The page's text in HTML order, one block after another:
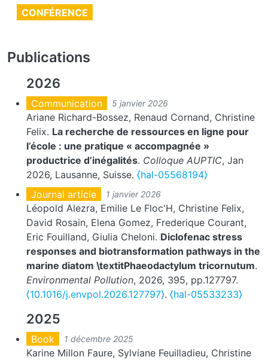
CONFÉRENCE
Publications
2026
Communication 5 janvier 2026
Ariane Richard-Bossez, Renaud Cornand, Christine
Felix. La recherche de ressources en ligne pour
l’école : une pratique « accompagnée »
productrice d’inégalités. Colloque AUPTIC, Jan
2026, Lausanne, Suisse. ⟨hal-05568194⟩
Journal article
1 janvier 2026
Léopold Alezra, Emilie Le Floc'H, Christine Felix,
David Rosain, Elena Gomez, Frederique Courant,
Eric Fouilland, Giulia Cheloni. Diclofenac stress
responses and biotransformation pathways in the
marine diatom \textitPhaeodactylum tricornutum.
Environmental Pollution, 2026, 395, pp.127797.
⟨10.1016/j.envpol.2026.127797⟩. ⟨hal-05533233⟩
2025
Book 1 décembre 2025
Karine Millon Faure, Sylviane Feuilladieu, Christine